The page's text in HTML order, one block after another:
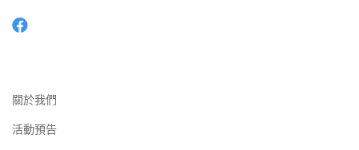
關於我們
活動預告